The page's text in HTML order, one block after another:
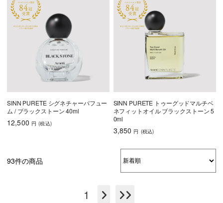
SINN PURETE シグネチャーパフュー
ム / ブラックストーン 40ml
12,500 円 (税込)
SINN PURETE トゥーグッドマルチベ
ネフィットオイル ブラックストーン 5
0ml
3,850 円 (税込)
93件の商品
1